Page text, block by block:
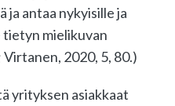
ja antaa nykyisille ja
mielikuvan
2020, 5, 80.)
yrityksen asiakkaat